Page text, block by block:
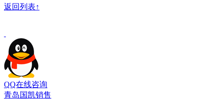
返回列表↑
QQ在线咨询
青岛国凯销售